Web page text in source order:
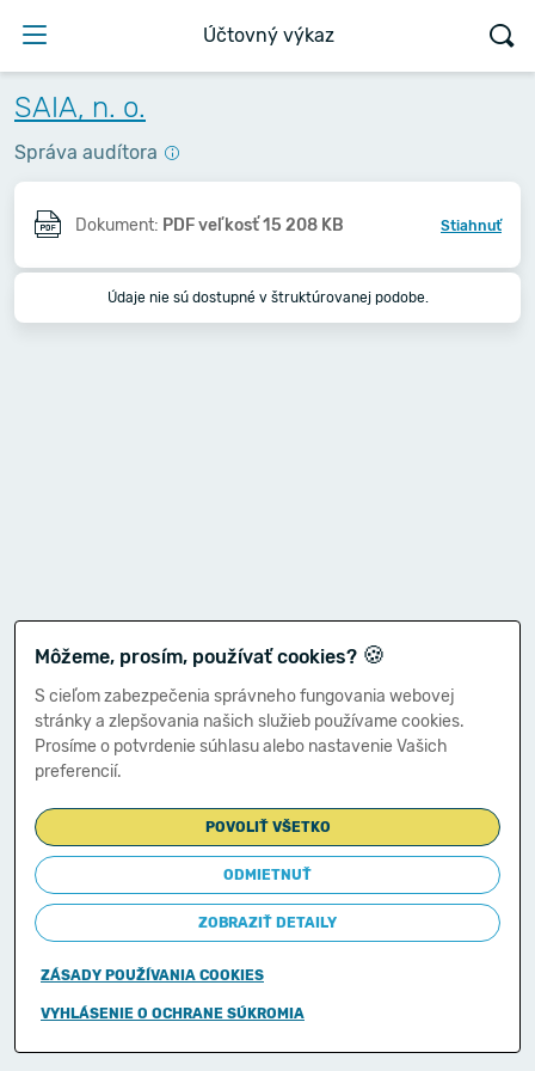
Účtovný výkaz
SAIA, n. o.
Správa audítora
Dokument: PDF veľkosť 15 208 KB Stiahnuť
Údaje nie sú dostupné v štruktúrovanej podobe.
Môžeme, prosím, používať cookies? 🍪
S cieľom zabezpečenia správneho fungovania webovej
stránky a zlepšovania našich služieb používame cookies.
Prosíme o potvrdenie súhlasu alebo nastavenie Vašich
preferencií.
POVOLIŤ VŠETKO
ODMIETNUŤ
ZOBRAZIŤ DETAILY
ZÁSADY POUŽÍVANIA COOKIES
VYHLÁSENIE O OCHRANE SÚKROMIA
Copyright © 2011-2026